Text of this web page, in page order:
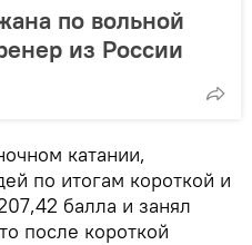
по вольной
из России
катании,
по итогам короткой и
балла и занял
после короткой